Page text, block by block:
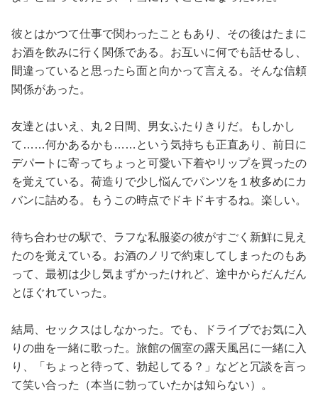
彼とはかつて仕事で関わったこともあり、その後はたまに
お酒を飲みに行く関係である。お互いに何でも話せるし、
間違っていると思ったら面と向かって言える。そんな信頼
関係があった。
友達とはいえ、丸２日間、男女ふたりきりだ。もしかし
て……何かあるかも……という気持ちも正直あり、前日に
デパートに寄ってちょっと可愛い下着やリップを買ったの
を覚えている。荷造りで少し悩んでパンツを１枚多めにカ
バンに詰める。もうこの時点でドキドキするね。楽しい。
待ち合わせの駅で、ラフな私服姿の彼がすごく新鮮に見え
たのを覚えている。お酒のノリで約束してしまったのもあ
って、最初は少し気まずかったけれど、途中からだんだん
とほぐれていった。
結局、セックスはしなかった。でも、ドライブでお気に入
りの曲を一緒に歌った。旅館の個室の露天風呂に一緒に入
り、「ちょっと待って、勃起してる？」などと冗談を言っ
て笑い合った（本当に勃っていたかは知らない）。